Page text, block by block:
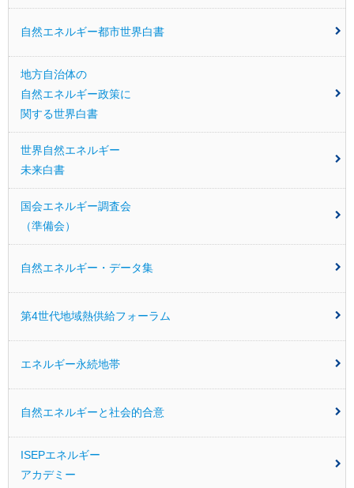
自然エネルギー都市世界白書
地方自治体の
自然エネルギー政策に
関する世界白書
世界自然エネルギー
未来白書
国会エネルギー調査会
（準備会）
自然エネルギー・データ集
第4世代地域熱供給フォーラム
エネルギー永続地帯
自然エネルギーと社会的合意
ISEPエネルギー
アカデミー